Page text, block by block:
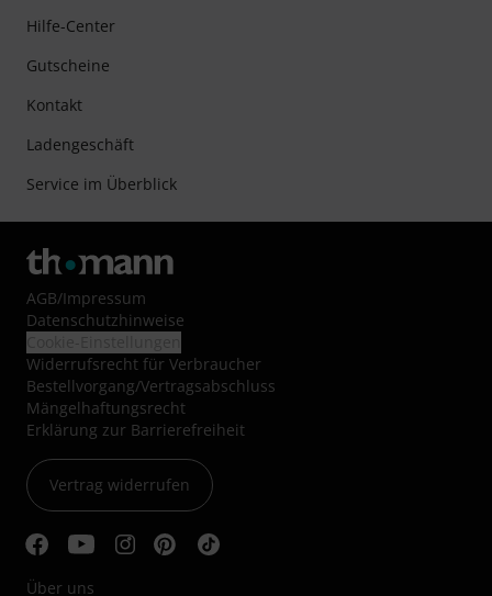
Hilfe-Center
Gutscheine
Kontakt
Ladengeschäft
Service im Überblick
AGB/Impressum
Datenschutzhinweise
Widerrufsrecht für Verbraucher
Bestellvorgang/Vertragsabschluss
Mängelhaftungsrecht
Erklärung zur Barrierefreiheit
Vertrag widerrufen
Über uns